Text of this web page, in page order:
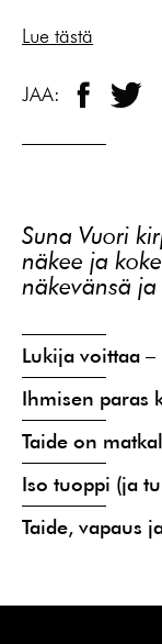
Lue tästä
JAA:
Suna Vuori
näkee ja
näkevänsä
Lukija voittaa
Ihmisen paras
Taide on
Iso tuoppi (ja
Taide, vapaus